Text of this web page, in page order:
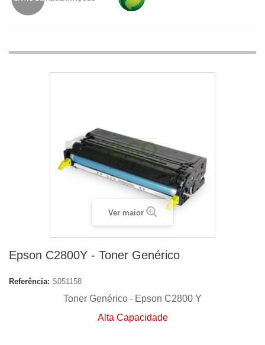
Ver maior
Epson C2800Y - Toner Genérico
Referência: S051158
Toner Genérico - Epson C2800 Y
Alta Capacidade